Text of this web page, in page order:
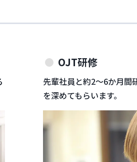
OJT研修
先輩社員と約2～6か月間
を深めてもらいます。